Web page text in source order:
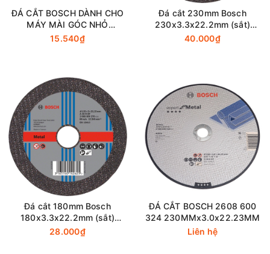
ĐÁ CẮT BOSCH DÀNH CHO
MÁY MÀI GÓC NHỎ
2608607414 105MM
15.540₫
Đá cắt 230mm Bosch
230x3.3x22.2mm (sắt)
2608600274
40.000₫
Đá cắt 180mm Bosch
180x3.3x22.2mm (sắt)
2608600272
28.000₫
ĐÁ CẮT BOSCH 2608 600
324 230MMx3.0x22.23MM
Liên hệ